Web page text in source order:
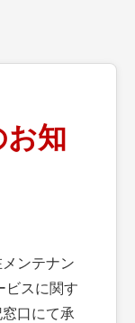
お知
ンテナン
ビスに関す
口にて承